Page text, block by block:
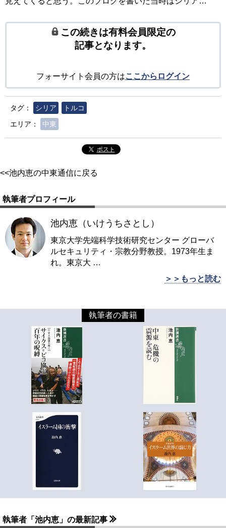
この続きは有料会員限定の
記事となります。
フォーサイト会員の方はここからログイン
タグ： シリア
トルコ
エリア：
中東
ポスト
<<池内恵の中東通信に戻る
執筆者プロフィール
池内恵（いけうちさとし）
東京大学先端科学技術研究センター グローバ
ルセキュリティ・宗教分野教授。1973年生ま
れ。東京大 …
＞＞もっと読む
執筆者の書籍
執筆者「池内恵」の最新記事